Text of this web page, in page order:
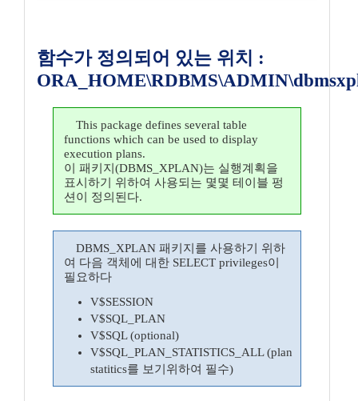
함수가 정의되어 있는 위치 :
This package defines several table
functions which can be used to display
execution plans.
이 패키지(DBMS_XPLAN)는 실행계획을
표시하기 위하여 사용되는 몇몇 테이블 펑
션이 정의된다.
DBMS_XPLAN 패키지를 사용하기 위하
여 다음 객체에 대한 SELECT privileges이
필요하다
V$SESSION
V$SQL_PLAN
V$SQL (optional)
V$SQL_PLAN_STATISTICS_ALL (plan
statitics를 보기위하여 필수)